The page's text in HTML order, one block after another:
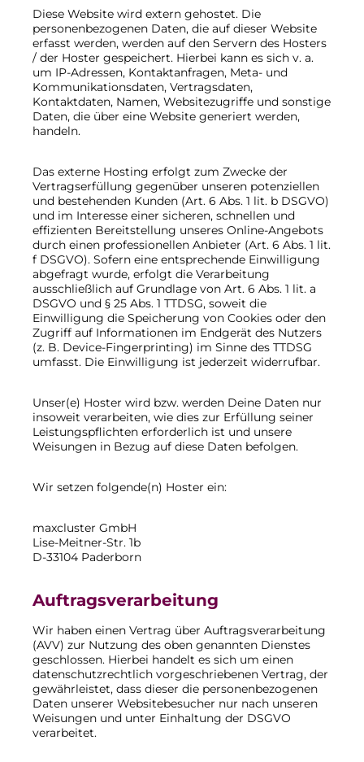
Diese Website wird extern gehostet. Die
personenbezogenen Daten, die auf dieser Website
erfasst werden, werden auf den Servern des Hosters
/ der Hoster gespeichert. Hierbei kann es sich v. a.
um IP-Adressen, Kontaktanfragen, Meta- und
Kommunikationsdaten, Vertragsdaten,
Kontaktdaten, Namen, Websitezugriffe und sonstige
Daten, die über eine Website generiert werden,
handeln.
Das externe Hosting erfolgt zum Zwecke der
Vertragserfüllung gegenüber unseren potenziellen
und bestehenden Kunden (Art. 6 Abs. 1 lit. b DSGVO)
und im Interesse einer sicheren, schnellen und
effizienten Bereitstellung unseres Online-Angebots
durch einen professionellen Anbieter (Art. 6 Abs. 1 lit.
f DSGVO). Sofern eine entsprechende Einwilligung
abgefragt wurde, erfolgt die Verarbeitung
ausschließlich auf Grundlage von Art. 6 Abs. 1 lit. a
DSGVO und § 25 Abs. 1 TTDSG, soweit die
Einwilligung die Speicherung von Cookies oder den
Zugriff auf Informationen im Endgerät des Nutzers
(z. B. Device-Fingerprinting) im Sinne des TTDSG
umfasst. Die Einwilligung ist jederzeit widerrufbar.
Unser(e) Hoster wird bzw. werden Deine Daten nur
insoweit verarbeiten, wie dies zur Erfüllung seiner
Leistungspflichten erforderlich ist und unsere
Weisungen in Bezug auf diese Daten befolgen.
Wir setzen folgende(n) Hoster ein:
maxcluster GmbH
Lise-Meitner-Str. 1b
D-33104 Paderborn
Auftragsverarbeitung
Wir haben einen Vertrag über Auftragsverarbeitung
(AVV) zur Nutzung des oben genannten Dienstes
geschlossen. Hierbei handelt es sich um einen
datenschutzrechtlich vorgeschriebenen Vertrag, der
gewährleistet, dass dieser die personenbezogenen
Daten unserer Websitebesucher nur nach unseren
Weisungen und unter Einhaltung der DSGVO
verarbeitet.